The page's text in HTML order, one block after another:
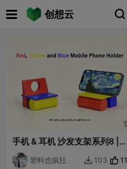
创想云 
手机 & 耳机 沙发支架系列8 |
孟菲斯风R·Y·B几何椅
塑料也疯狂  103 11